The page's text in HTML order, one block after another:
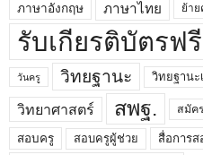
ภาษาอังกฤษ ภาษาไทย ย้าย
รับเกียรติบัตรฟรี
วันครู วิทยฐานะ วิทยฐาน
วิทยาศาสตร์ สพฐ. สมัค
สอบครู สอบครูผู้ช่วย สื่อการส